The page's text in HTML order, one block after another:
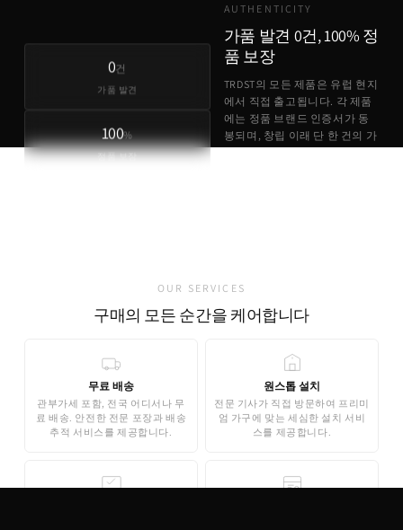
AUTHENTICITY
가품 발견 0건, 100% 정
품 보장
TRDST의 모든 제품은 유럽 현지
에서 직접 출고됩니다. 각 제품
에는 정품 브랜드 인증서가 동
봉되며, 창립 이래 단 한 건의 가
0건
가품 발견
100%
정품 보장
OUR SERVICES
구매의 모든 순간을 케어합니다
무료 배송
관부가세 포함, 전국 어디서나 무
료 배송. 안전한 전문 포장과 배송
추적 서비스를 제공합니다.
원스톱 설치
전문 기사가 직접 방문하여 프리미
엄 가구에 맞는 세심한 설치 서비
스를 제공합니다.